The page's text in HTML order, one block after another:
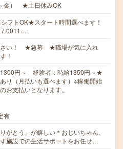
金） ★土日休みOK
フトOK★スタート時間選べます！
さい！ ★急募 ★職場が気に入れ
！
1300円～ 経験者：時給1350円～★
り（月払いも選べます）※稼働開始
お支払いとなります。
有
がとう」が嬉しい＊おじいちゃん、
施設での生活サポートをお任せ…